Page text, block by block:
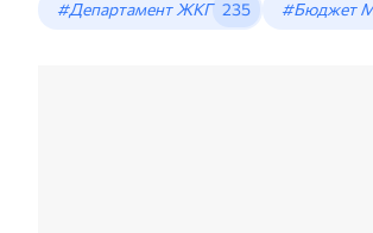
#Департамент ЖКГ 235 #Бюджет